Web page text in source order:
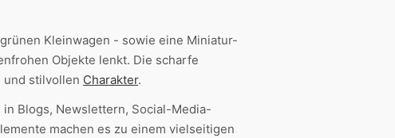
Kleinwagen - sowie eine Miniatur-
Objekte lenkt. Die scharfe
und stilvollen Charakter.
Blogs, Newslettern, Social-Media-
machen es zu einem vielseitigen